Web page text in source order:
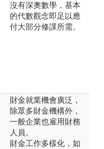
沒有深奧數學，基本
的代數觀念即足以應
付大部分修課所需。
財金就業機會廣泛，
除眾多財金機構外，
一般企業也雇用財務
人員。
財金工作多樣化，如